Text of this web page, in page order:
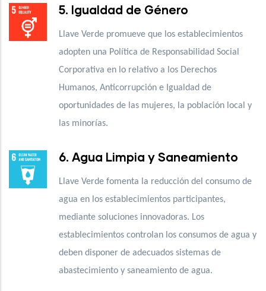
5. Igualdad de Género
Llave Verde promueve que los establecimientos
adopten una Política de Responsabilidad Social
Corporativa en lo relativo a los Derechos
Humanos, Anticorrupción e Igualdad de
oportunidades de las mujeres, la población local y
las minorías.
6. Agua Limpia y Saneamiento
Llave Verde fomenta la reducción del consumo de
agua en los establecimientos participantes,
mediante soluciones innovadoras. Los
establecimientos controlan los consumos de agua y
deben disponer de adecuados sistemas de
abastecimiento y saneamiento de agua.